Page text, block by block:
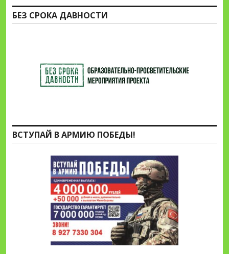
БЕЗ СРОКА ДАВНОСТИ
ВСТУПАЙ В АРМИЮ ПОБЕДЫ!